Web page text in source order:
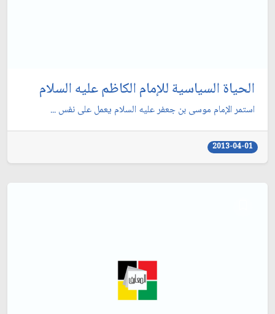
الحياة السياسية للإمام الكاظم عليه السلام
استمر الإمام موسى بن جعفر عليه السلام يعمل على نفس ...
2013-04-01